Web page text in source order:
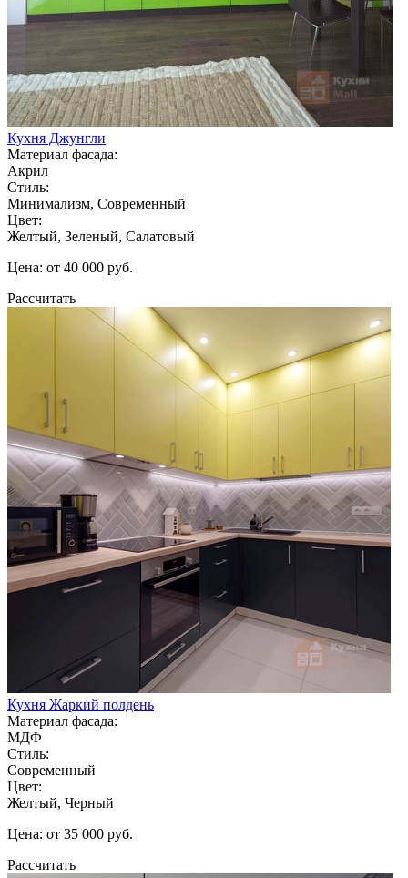
Кухня Джунгли
Материал фасада:
Акрил
Стиль:
Минимализм, Современный
Цвет:
Желтый, Зеленый, Салатовый
Цена: от 40 000 руб.
Рассчитать
Кухня Жаркий полдень
Материал фасада:
МДФ
Стиль:
Современный
Цвет:
Желтый, Черный
Цена: от 35 000 руб.
Рассчитать